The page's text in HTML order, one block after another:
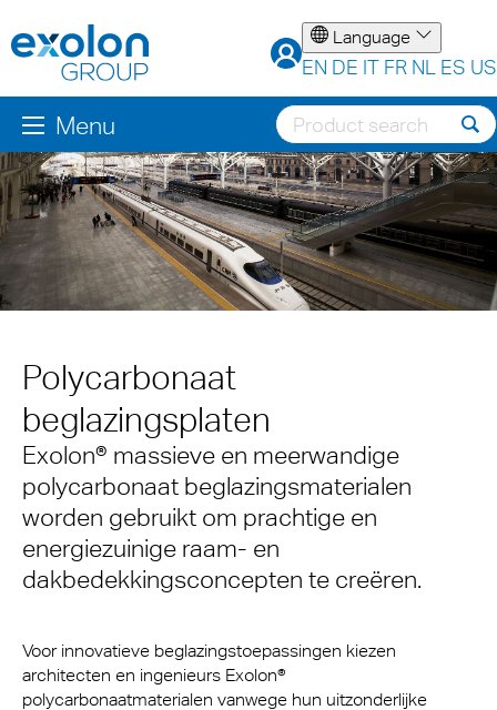
Language
EN DE IT FR NL ES US
Menu
Polycarbonaat
beglazingsplaten
Exolon® massieve en meerwandige
polycarbonaat beglazingsmaterialen
worden gebruikt om prachtige en
energiezuinige raam- en
dakbedekkingsconcepten te creëren.
Voor innovatieve beglazingstoepassingen kiezen
architecten en ingenieurs Exolon®
polycarbonaatmaterialen vanwege hun uitzonderlijke